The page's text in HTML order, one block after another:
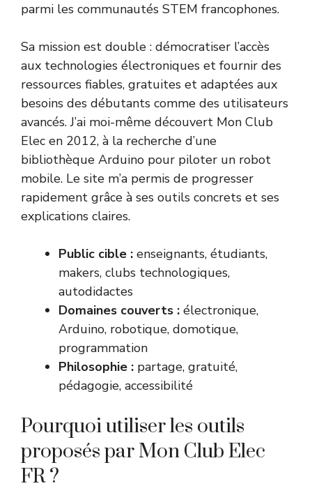
parmi les communautés STEM francophones.
Sa mission est double : démocratiser l’accès
aux technologies électroniques et fournir des
ressources fiables, gratuites et adaptées aux
besoins des débutants comme des utilisateurs
avancés. J’ai moi-même découvert Mon Club
Elec en 2012, à la recherche d’une
bibliothèque Arduino pour piloter un robot
mobile. Le site m’a permis de progresser
rapidement grâce à ses outils concrets et ses
explications claires.
Public cible : enseignants, étudiants,
makers, clubs technologiques,
autodidactes
Domaines couverts : électronique,
Arduino, robotique, domotique,
programmation
Philosophie : partage, gratuité,
pédagogie, accessibilité
Pourquoi utiliser les outils
proposés par Mon Club Elec
FR ?